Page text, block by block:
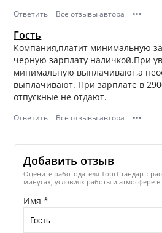
Ответить Все отзывы автора •••
Гость
Компания,платит минимальную
черную зарплату наличкой.При
минимальную выплачивают,а
выплачивают. При зарплате в
отпускные не отдают.
Ответить Все отзывы автора •••
Добавить отзыв
Оцените работодателя ТоргСтандарт:
минусах, условиях работы и атмосфере
Имя *